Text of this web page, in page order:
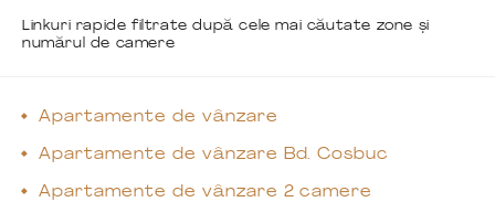
Linkuri rapide filtrate după cele mai căutate zone și
numărul de camere
Apartamente de vânzare
Apartamente de vânzare Bd. Cosbuc
Apartamente de vânzare 2 camere